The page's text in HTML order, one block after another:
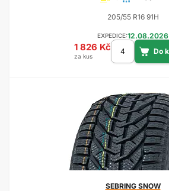
205/55 R16 91H
EXPEDICE:12.08.2026
1 826 Kč
za kus
SEBRINGSNOW